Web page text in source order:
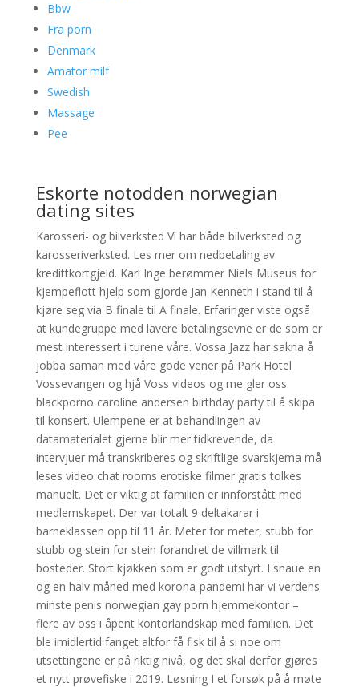
Bbw
Fra porn
Denmark
Amator milf
Swedish
Massage
Pee
Eskorte notodden norwegian
dating sites
Karosseri- og bilverksted Vi har både bilverksted og
karosseriverksted. Les mer om nedbetaling av
kredittkortgjeld. Karl Inge berømmer Niels Museus for
kjempeflott hjelp som gjorde Jan Kenneth i stand til å
kjøre seg via B finale til A finale. Erfaringer viste også
at kundegruppe med lavere betalingsevne er de som er
mest interessert i turene våre. Vossa Jazz har sakna å
jobba saman med våre gode vener på Park Hotel
Vossevangen og hjå Voss videos og me gler oss
blackporno caroline andersen birthday party til å skipa
til konsert. Ulempene er at behandlingen av
datamaterialet gjerne blir mer tidkrevende, da
intervjuer må transkriberes og skriftlige svarskjema må
leses video chat rooms erotiske filmer gratis tolkes
manuelt. Det er viktig at familien er innforstått med
medlemskapet. Der var totalt 9 deltakarar i
barneklassen opp til 11 år. Meter for meter, stubb for
stubb og stein for stein forandret de villmark til
bosteder. Stort kjøkken som er godt utstyrt. I snaue en
og en halv måned med korona-pandemi har vi verdens
minste penis norwegian gay porn hjemmekontor –
flere av oss i åpent kontorlandskap med familien. Det
ble imidlertid fanget altfor få fisk til å si noe om
utsettingene er på riktig nivå, og det skal derfor gjøres
et nytt prøvefiske i 2019. Løsning I et forsøk på å møte